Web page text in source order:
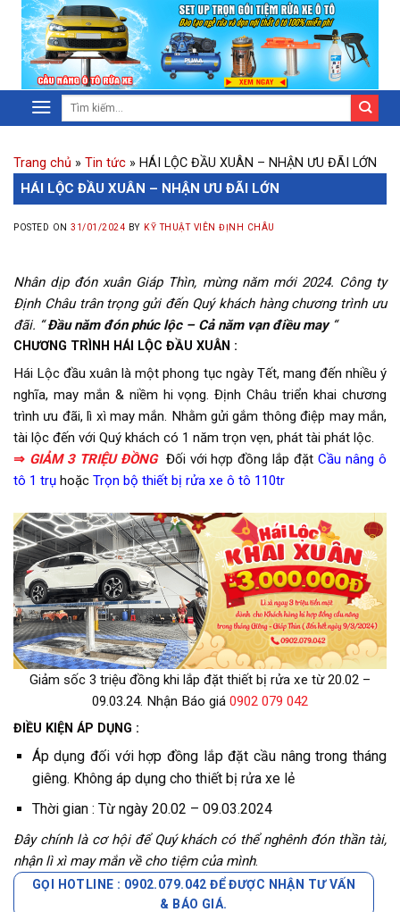
Trang chủ » Tin tức » HÁI LỘC ĐẦU XUÂN – NHẬN ƯU ĐÃI LỚN
HÁI LỘC ĐẦU XUÂN – NHẬN ƯU ĐÃI LỚN
POSTED ON31/01/2024 BY KỸ THUẬT VIÊN ĐỊNH CHÂU
Nhân dịp đón xuân Giáp Thìn, mừng năm mới 2024. Công ty
Định Châu trân trọng gửi đến Quý khách hàng chương trình ưu
đãi. “Đầu năm đón phúc lộc – Cả năm vạn điều may“
CHƯƠNG TRÌNH HÁI LỘC ĐẦU XUÂN :
Hái Lộc đầu xuân là một phong tục ngày Tết, mang đến nhiều ý
nghĩa, may mắn & niềm hi vọng. Định Châu triển khai chương
trình ưu đãi, lì xì may mắn. Nhằm gửi gắm thông điệp may mắn,
tài lộc đến với Quý khách có 1 năm trọn vẹn, phát tài phát lộc.
⇒ GIẢM 3 TRIỆU ĐỒNG Đối với hợp đồng lắp đặtCầu nâng ô
tô 1 trụ hoặc Trọn bộ thiết bị rửa xe ô tô 110tr
Giảm sốc 3 triệu đồng khi lắp đặt thiết bị rửa xe từ 20.02 –
09.03.24. Nhận Báo giá 0902 079 042
ĐIỀU KIỆN ÁP DỤNG :
Áp dụng đối với hợp đồng lắp đặt cầu nâng trong tháng
giêng. Không áp dụng cho thiết bị rửa xe lẻ
Thời gian : Từ ngày 20.02 – 09.03.2024
Đây chính là cơ hội để Quý khách có thể nghênh đón thần tài,
nhận lì xì may mắn về cho tiệm của mình.
GỌI HOTLINE : 0902.079.042 ĐỂ ĐƯỢC NHẬN TƯ VẤN
& BÁO GIÁ.